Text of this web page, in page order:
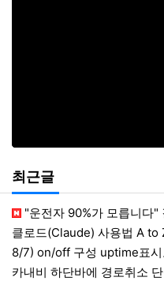
최근글
"운전자 90%가 모릅니다" 길~게 누르
카내비 하단바에 경로취소